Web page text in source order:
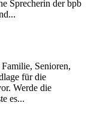
Sprecherin der bpb
Senioren,
für die
Werde die
es...